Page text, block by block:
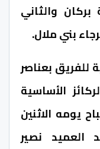
والثاني
بني ملال.
للفريق بعناصر
الأساسية
يومه الاثنين
عقد العميد نصير